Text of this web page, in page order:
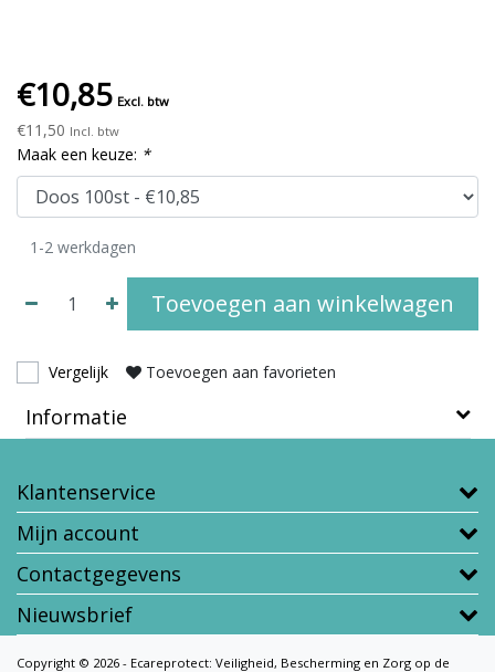
€10,85 Excl. btw
€11,50 Incl. btw
Maak een keuze: *
1-2 werkdagen
Toevoegen aan winkelwagen
Vergelijk Toevoegen aan favorieten
Informatie
Klantenservice
Mijn account
Contactgegevens
Nieuwsbrief
Copyright © 2026 - Ecareprotect: Veiligheid, Bescherming en Zorg op de